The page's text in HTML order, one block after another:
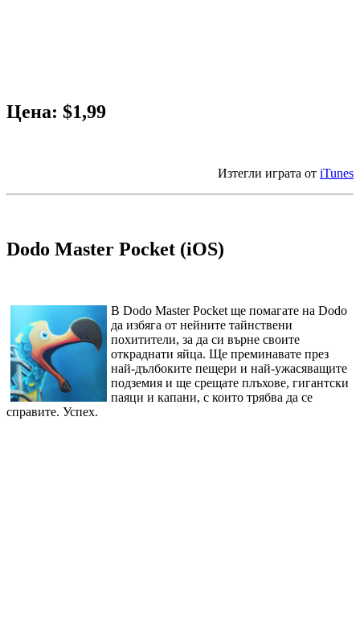
Цена: $1,99
Изтегли играта от iTunes
Dodo Master Pocket (iOS)
В Dodo Master Pocket ще помагате на Dodo
да избяга от нейните тайнствени
похитители, за да си върне своите
откраднати яйца. Ще преминавате през
най-дълбоките пещери и най-ужасяващите
подземия и ще срещате плъхове, гигантски
паяци и капани, с които трябва да се
справите. Успех.